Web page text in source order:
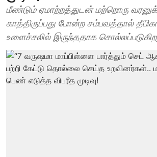
மீண்டும் ஏமாற்றத்துடன் மற்றொரு
காத்திருப்பது போன்ற சம்பவத்தால்
உளைச்சலில் இருந்ததாக